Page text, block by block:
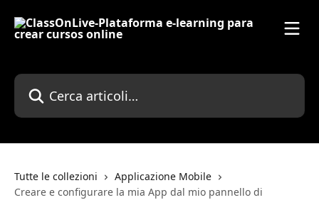
Cerca articoli…
Tutte le collezioni
Applicazione Mobile
Creare e configurare la mia App dal mio pannello di